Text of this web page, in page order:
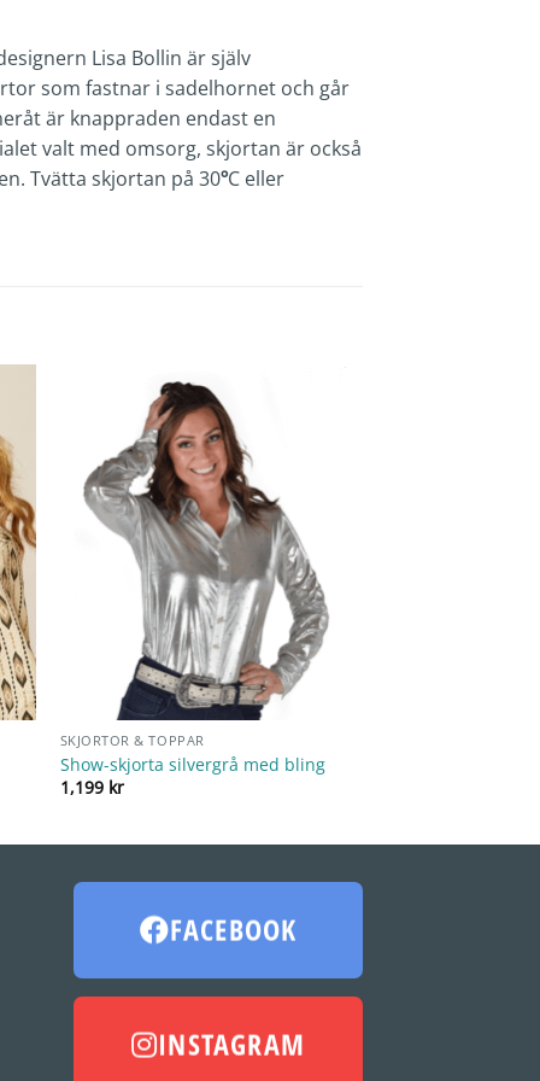
Lisa Bollin är själv
som fastnar i sadelhornet och går
är knappraden endast en
valt med omsorg, skjortan är också
Tvätta skjortan på 30ºC eller
SKJORTOR & TOPPAR
Show-skjorta silvergrå med bling
1,199 kr
FACEBOOK
INSTAGRAM